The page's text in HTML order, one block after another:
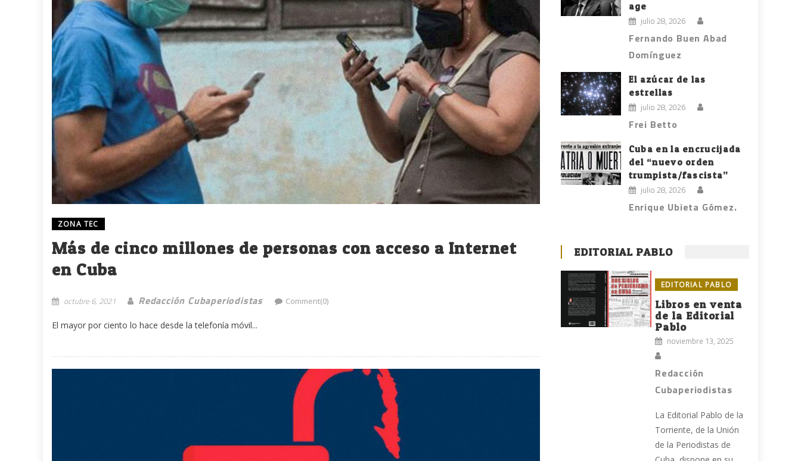
ZONA TEC
Más de cinco millones de personas con acceso a Internet
en Cuba
octubre 6, 2021 Redacción Cubaperiodistas Comment(0)
El mayor por ciento lo hace desde la telefonía móvil...
age
julio 28, 2026
Fernando Buen Abad
Domínguez
El azúcar de las
estrellas
julio 28, 2026
Frei Betto
Cuba en la encrucijada
del “nuevo orden
trumpista/fascista”
julio 28, 2026
Enrique Ubieta Gómez.
EDITORIAL PABLO
EDITORIAL PABLO
Libros en venta
de la Editorial
Pablo
noviembre 13, 2025
Redacción
Cubaperiodistas
La Editorial Pablo de la
Torriente, de la Unión
de la Periodistas de